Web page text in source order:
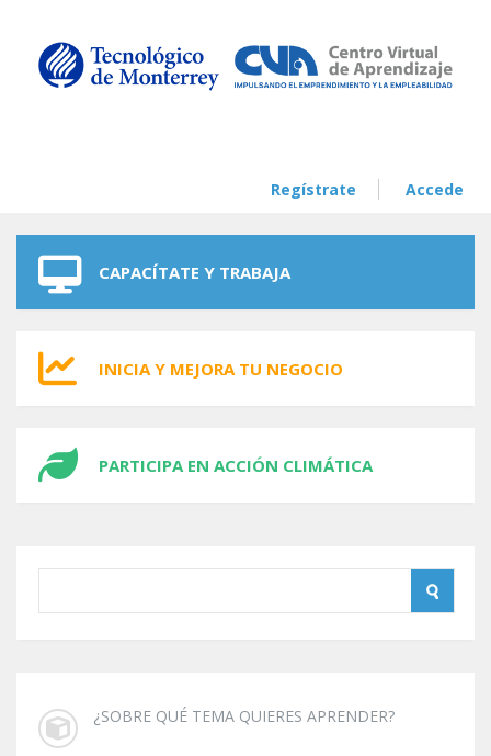
Regístrate Accede
CAPACÍTATE Y TRABAJA
INICIA Y MEJORA TU NEGOCIO
PARTICIPA EN ACCIÓN CLIMÁTICA
¿SOBRE QUÉ TEMA QUIERES APRENDER?